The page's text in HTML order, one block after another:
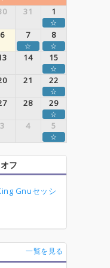
31 1
☆
6 7 8
☆ ☆
14 15
☆
21 22
☆
28 29
☆
3 4 5
☆
フ
Gnuセッシ
一覧を見る